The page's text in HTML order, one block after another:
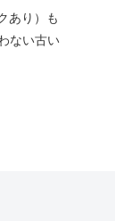
あり）も
ない古い